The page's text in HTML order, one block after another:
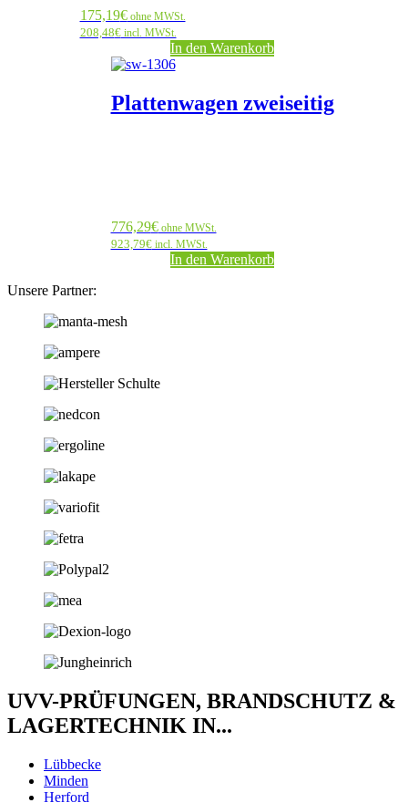
175,19€ohne MWSt.
208,48€incl. MWSt.
In den Warenkorb
Plattenwagen zweiseitig
776,29€ohne MWSt.
923,79€incl. MWSt.
In den Warenkorb
Unsere Partner:
UVV-PRÜFUNGEN, BRANDSCHUTZ &
LAGERTECHNIK IN...
Lübbecke
Minden
Herford